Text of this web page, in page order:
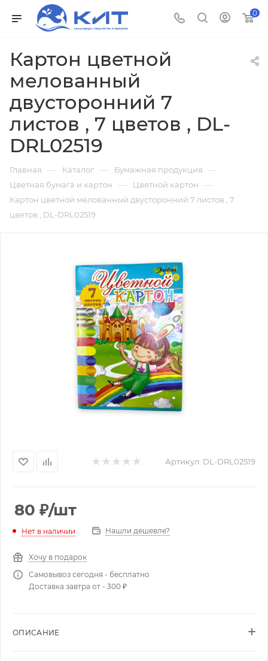
0
Картон цветной
мелованный
двусторонний 7
листов , 7 цветов , DL-
DRL02519
Главная — Каталог — Бумажная продукция —
Цветная бумага и картон — Цветной картон —
Картон цветной мелованный двусторонний 7 листов , 7
цветов , DL-DRL02519
Артикул: DL-DRL02519
80 ₽/шт
Нет в наличии Нашли дешевле?
Хочу в подарок
Самовывоз сегодня - бесплатно
Доставка завтра от - 300 ₽
ОПИСАНИЕ